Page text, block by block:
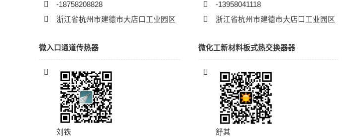
-18758208828
浙江省杭州市建德市大店口工业园区
-13958041118
浙江省杭州市建德市大店口工业园区
微入口通道传热器
刘铁
微化工新材料板式热交换器器
舒其